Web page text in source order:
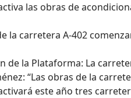
las obras de
la carretera A-402
de la Plataforma: La
“Las obras de la
este año tres